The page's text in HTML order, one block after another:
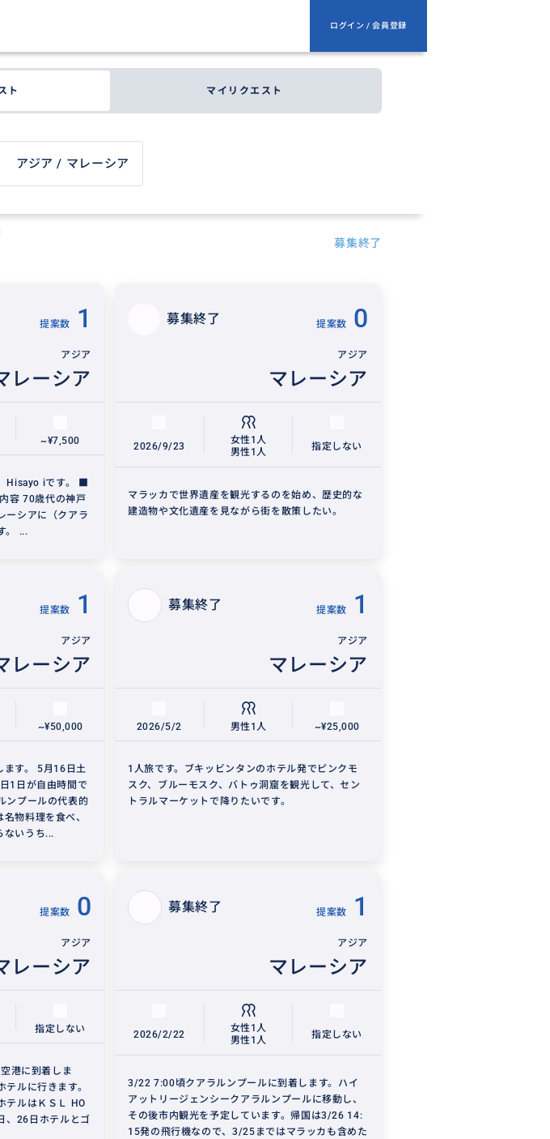
ログイン / 会員登録
ト マイリクエスト
アジア / マレーシア
募集終了
提案数 1
アジア
レーシア
~¥7,500
Hisayo iです。 ■
容 70歳代の神戸
ーシアに（クアラ
。 ...
募集終了 提案数 0
アジア
マレーシア
2026/9/23
女性1人
男性1人
指定しない
マラッカで世界遺産を観光するのを始め、歴史的な
建造物や文化遺産を見ながら街を散策したい。
提案数 1
アジア
レーシア
~¥50,000
ます。 5月16日土
1日が自由時間で
ンプールの代表的
物料理を食べ、
ないうち...
募集終了 提案数 1
アジア
マレーシア
2026/5/2 男性1人 ~¥25,000
1人旅です。ブキッビンタンのホテル発でピンクモ
スク、ブルーモスク、バトゥ洞窟を観光して、セン
トラルマーケットで降りたいです。
提案数 0
アジア
レーシア
指定しない
港に到着しま
ルに行きます。
テルはＫＳＬ HO
、26日ホテルとゴ
募集終了 提案数 1
アジア
マレーシア
2026/2/22
女性1人
男性1人
指定しない
3/22 7:00頃クアラルンプールに到着します。ハイ
アットリージェンシークアラルンプールに移動し、
その後市内観光を予定しています。帰国は3/26 14:
15発の飛行機なので、3/25まではマラッカも含めた